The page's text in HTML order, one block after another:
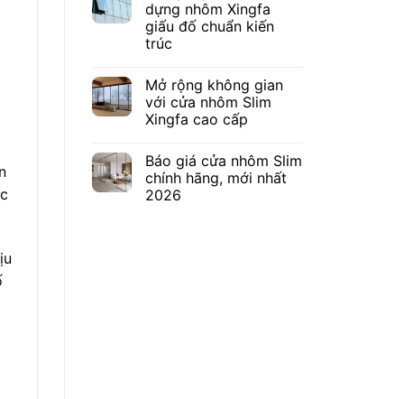
dựng nhôm Xingfa
giấu đố chuẩn kiến
trúc
Mở rộng không gian
với cửa nhôm Slim
Xingfa cao cấp
Báo giá cửa nhôm Slim
chính hãng, mới nhất
2026